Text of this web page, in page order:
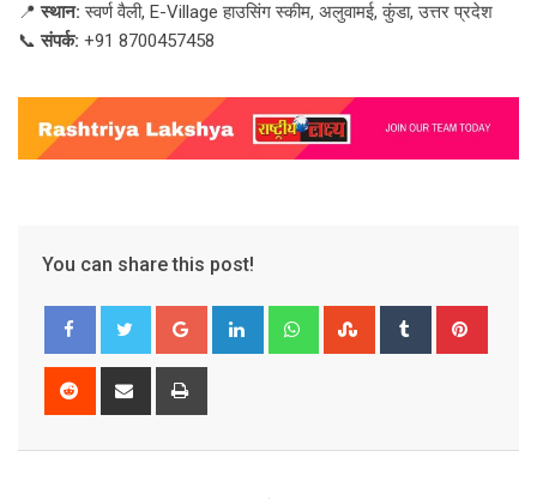
📍स्थान: स्वर्ण वैली, E-Village हाउसिंग स्कीम, अलुवामई, कुंडा, उत्तर प्रदेश
📞संपर्क: +91 8700457458
You can share this post!
Google+ LinkedIn WhatsappStumbleUpon
Tumblr
Reddit
Share